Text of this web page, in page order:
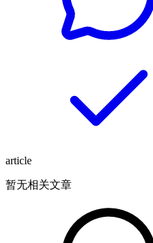
article
暂无相关文章